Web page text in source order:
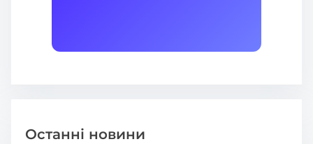
Останні новини